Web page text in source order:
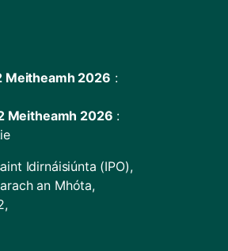
Meitheamh 2026 :
Meitheamh 2026 :
Idirnáisiúnta (IPO),
an Mhóta,